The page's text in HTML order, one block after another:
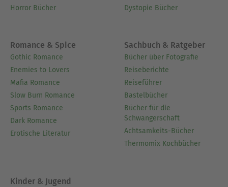
Horror Bücher
Dystopie Bücher
Romance & Spice
Gothic Romance
Enemies to Lovers
Mafia Romance
Slow Burn Romance
Sports Romance
Dark Romance
Erotische Literatur
Sachbuch & Ratgeber
Bücher über Fotografie
Reiseberichte
Reiseführer
Bastelbücher
Bücher für die
Schwangerschaft
Achtsamkeits-Bücher
Thermomix Kochbücher
Kinder & Jugend